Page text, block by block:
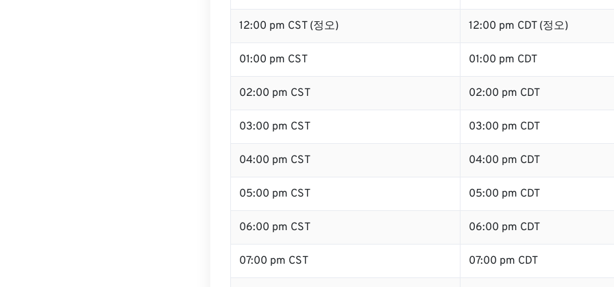
12:00 pm CST (정오) 12:00 pm CDT (정오)
01:00 pm CST 01:00 pm CDT
02:00 pm CST 02:00 pm CDT
03:00 pm CST 03:00 pm CDT
04:00 pm CST 04:00 pm CDT
05:00 pm CST 05:00 pm CDT
06:00 pm CST 06:00 pm CDT
07:00 pm CST 07:00 pm CDT